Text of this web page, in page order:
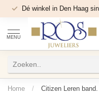
Dé winkel in Den Haag
MENU
Home / Citizen Leren